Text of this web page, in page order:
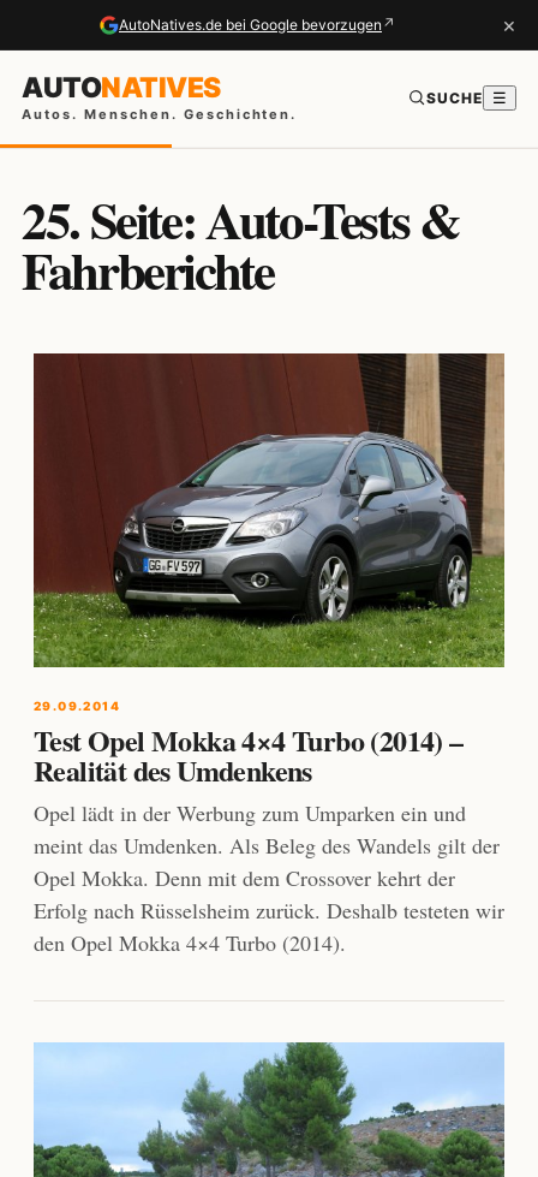
AutoNatives.de bei Google bevorzugen ↗ ×
AUTONATIVES
Autos. Menschen. Geschichten.
SUCHE ☰
25. Seite: Auto-Tests &
Fahrberichte
29.09.2014
Test Opel Mokka 4×4 Turbo (2014) –
Realität des Umdenkens
Opel lädt in der Werbung zum Umparken ein und
meint das Umdenken. Als Beleg des Wandels gilt der
Opel Mokka. Denn mit dem Crossover kehrt der
Erfolg nach Rüsselsheim zurück. Deshalb testeten wir
den Opel Mokka 4×4 Turbo (2014).